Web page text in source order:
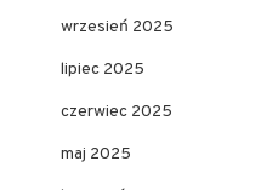
wrzesień 2025
lipiec 2025
czerwiec 2025
maj 2025